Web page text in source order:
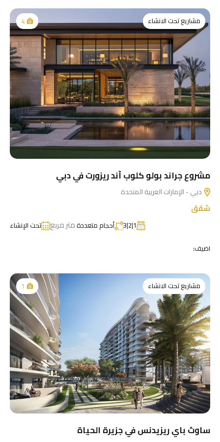
مشاريع تحت الانشاء 4
مشروع جراند بولو كلوب آند ريزورت في دبي
دبي - الإمارات العربية المتحدة
شقق
1|2|3 أحجام متعددةمتر مربع
تحت الإنشاء
اضيف:
مشاريع تحت الانشاء 1
ساوث باي ريزيدنس في جزيرة الحياة